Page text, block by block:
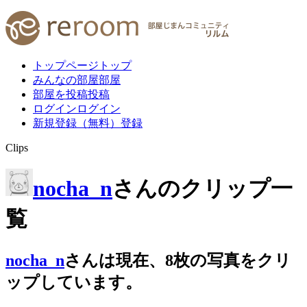
トップページ トップ
みんなの部屋部屋
部屋を投稿投稿
ログイン ログイン
新規登録（無料） 登録
Clips
nocha_nさんのクリップ一
覧
nocha_nさんは現在、 8枚の写真をクリ
ップしています。